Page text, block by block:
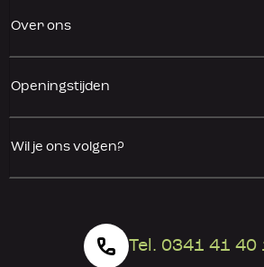
Over ons
Openingstijden
Wil je ons volgen?
Tel. 0341 41 40